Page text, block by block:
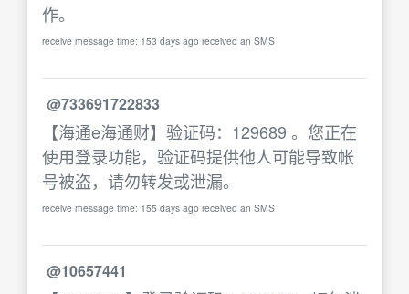
作。
receive message time: 153 days ago received an SMS
@733691722833
【海通e海通财】验证码：129689 。您正在
使用登录功能，验证码提供他人可能导致帐
号被盗，请勿转发或泄漏。
receive message time: 155 days ago received an SMS
@10657441